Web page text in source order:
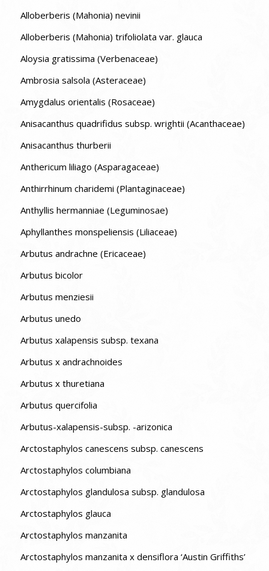
Alloberberis (Mahonia) nevinii
Alloberberis (Mahonia) trifoliolata var. glauca
Aloysia gratissima (Verbenaceae)
Ambrosia salsola (Asteraceae)
Amygdalus orientalis (Rosaceae)
Anisacanthus quadrifidus subsp. wrightii (Acanthaceae)
Anisacanthus thurberii
Anthericum liliago (Asparagaceae)
Anthirrhinum charidemi (Plantaginaceae)
Anthyllis hermanniae (Leguminosae)
Aphyllanthes monspeliensis (Liliaceae)
Arbutus andrachne (Ericaceae)
Arbutus bicolor
Arbutus menziesii
Arbutus unedo
Arbutus xalapensis subsp. texana
Arbutus x andrachnoides
Arbutus x thuretiana
Arbutus quercifolia
Arbutus-xalapensis-subsp. -arizonica
Arctostaphylos canescens subsp. canescens
Arctostaphylos columbiana
Arctostaphylos glandulosa subsp. glandulosa
Arctostaphylos glauca
Arctostaphylos manzanita
Arctostaphylos manzanita x densiflora ‘Austin Griffiths’